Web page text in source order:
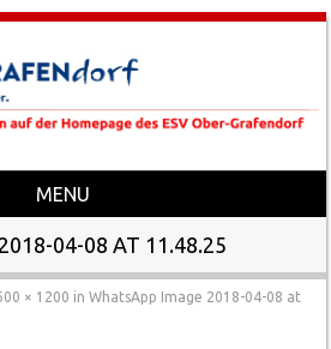
MENU
04-08 AT 11.48.25
× 1200 inWhatsApp Image 2018-04-08 at